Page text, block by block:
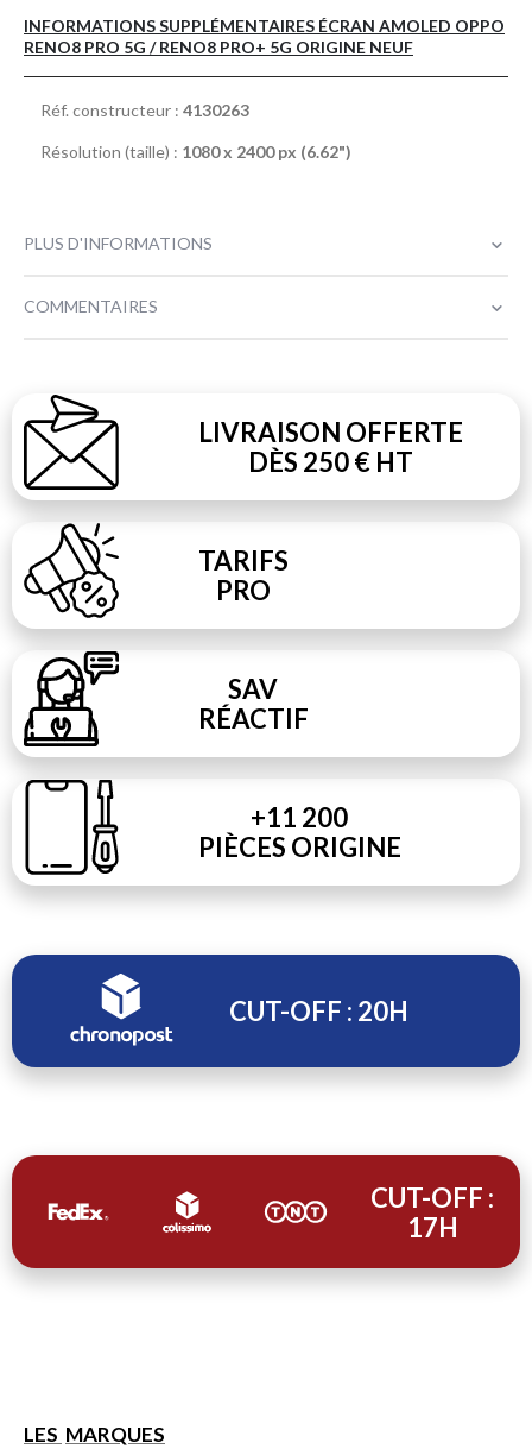
INFORMATIONS SUPPLÉMENTAIRES ÉCRAN AMOLED OPPO
RENO8 PRO 5G / RENO8 PRO+ 5G ORIGINE NEUF
Réf. constructeur : 4130263
Résolution (taille) : 1080 x 2400 px (6.62")
PLUS D'INFORMATIONS
COMMENTAIRES
LIVRAISON OFFERTE
DÈS 250 € HT
TARIFS
PRO
SAV
RÉACTIF
+11 200
PIÈCES ORIGINE
CUT-OFF : 20H
CUT-OFF :
17H
LES MARQUES